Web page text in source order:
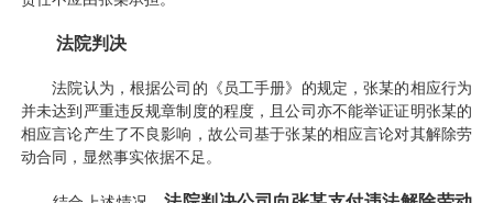
法院判决
法院认为，根据公司的《员工手册》的规定，张某的相应行为
并未达到严重违反规章制度的程度，且公司亦不能举证证明张某的
相应言论产生了不良影响，故公司基于张某的相应言论对其解除劳
动合同，显然事实依据不足。